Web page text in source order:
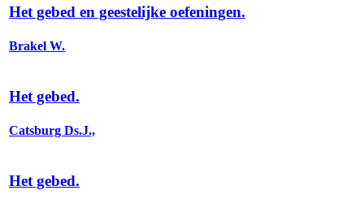
Het gebed en geestelijke oefeningen.
Brakel W.
Het gebed.
Catsburg Ds.J.,
Het gebed.